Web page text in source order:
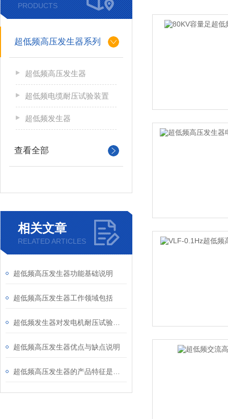
PRODUCTS
超低频高压发生器系列
超低频高压发生器
超低频电缆耐压试验装置
超低频发生器
查看全部
相关文章
RELATED ARTICLES
超低频高压发生器功能基础说明
超低频高压发生器工作领域包括
超低频高压发生器优点与缺点说明